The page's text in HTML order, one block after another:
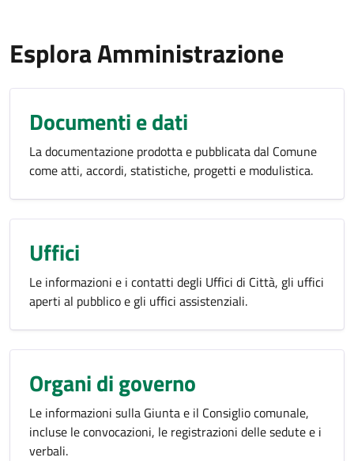
Esplora Amministrazione
Documenti e dati
La documentazione prodotta e pubblicata dal Comune
come atti, accordi, statistiche, progetti e modulistica.
Uffici
Le informazioni e i contatti degli Uffici di Città, gli uffici
aperti al pubblico e gli uffici assistenziali.
Organi di governo
Le informazioni sulla Giunta e il Consiglio comunale,
incluse le convocazioni, le registrazioni delle sedute e i
verbali.